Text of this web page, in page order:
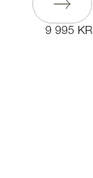
9 995 KR